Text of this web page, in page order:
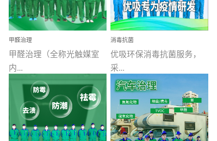
甲醛治理
甲醛治理（全称光触媒室
内...
空气污染净化治理）工业
文明的进步，创造了多姿
多彩的家居产品和生活情
消毒抗菌
优吸环保消毒抗菌服务，
采...
用行业公认奥维牌消毒
液，具备杀死人体冠状病
毒的功效，杀菌率